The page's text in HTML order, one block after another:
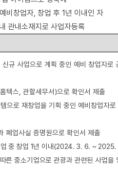
비창업자,창업 후1년 이내인 자
관내소재지로 사업자등록
규 사업으로 계획 중인 예비 창업자로
홈텍스 관할세무서)으로 확인서 제출
으로 재창업을 기획 중인 예비창업자
폐업사실 증명원으로 확인서 제출
중 창업 1년 이내(2024. 3. 6. ~ 2025.
른 중소기업으로 관광과 관련된 사업을